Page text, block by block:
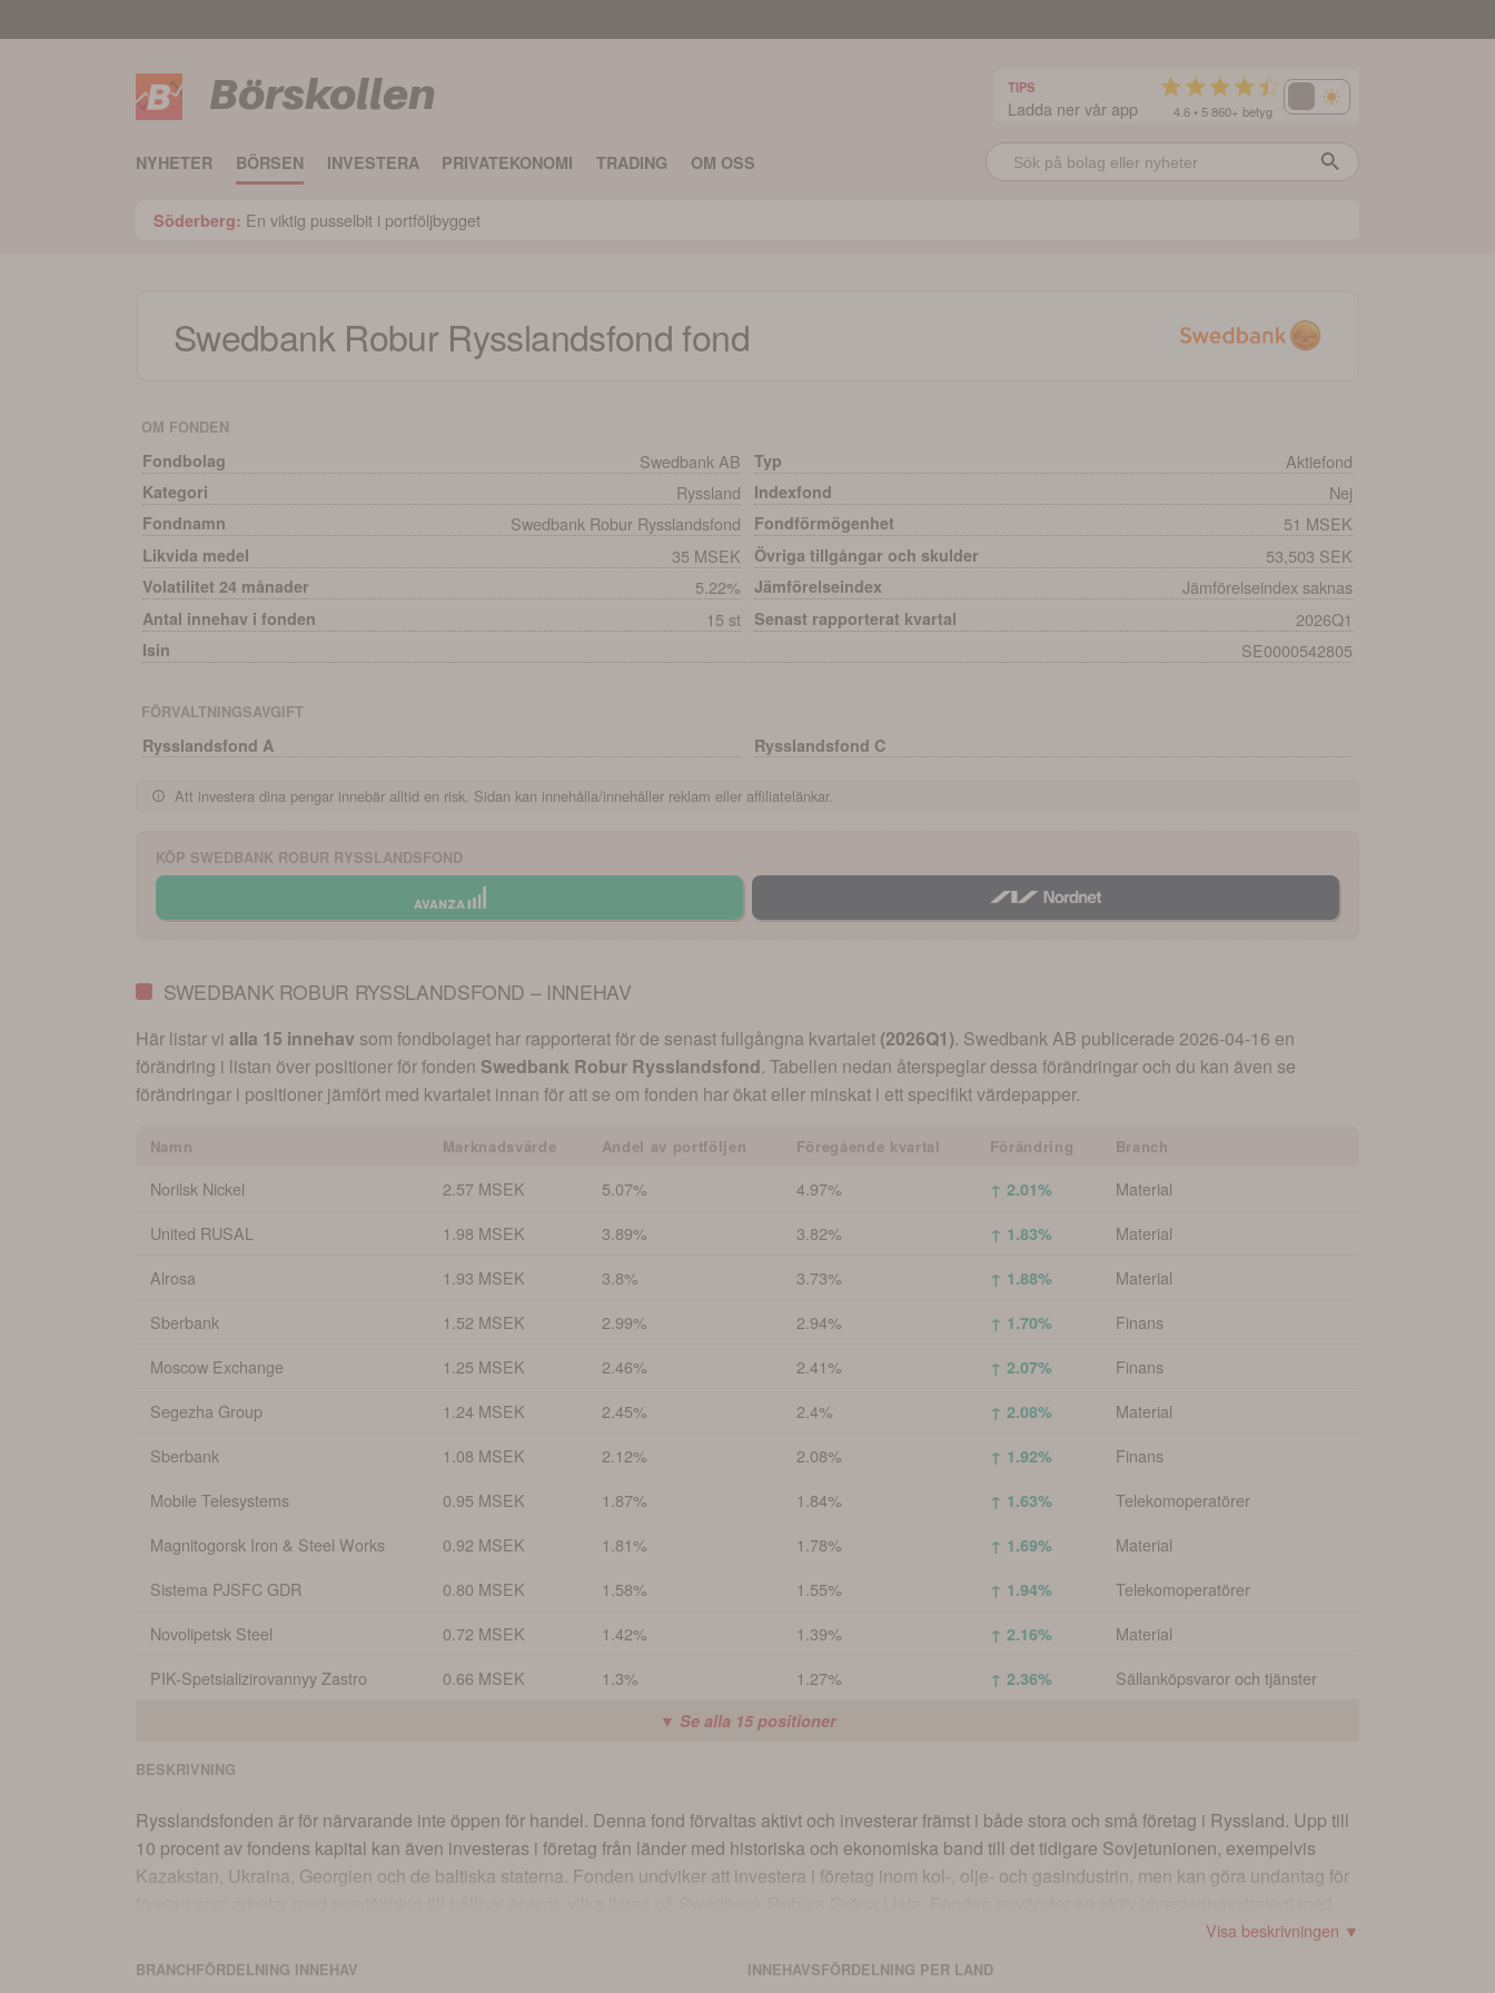
Börskollen TIPS
Ladda ner vår app 4.6 • 5 860+ betyg
NYHETER BÖRSEN INVESTERA PRIVATEKONOMI TRADING OM OSS
Söderberg: En viktig pusselbit i portföljbygget
Swedbank Robur Rysslandsfondfond
OM FONDEN
Fondbolag Swedbank AB Typ Aktiefond
Kategori Ryssland Indexfond Nej
Fondnamn Swedbank Robur Rysslandsfond Fondförmögenhet 51 MSEK
Likvida medel 35 MSEK Övriga tillgångar och skulder 53,503 SEK
Volatilitet 24 månader 5.22% Jämförelseindex Jämförelseindex saknas
Antal innehav i fonden 15 st Senast rapporterat kvartal 2026Q1
Isin SE0000542805
FÖRVALTNINGSAVGIFT
Rysslandsfond A Rysslandsfond C
Att investera dina pengar innebär alltid en risk. Sidan kan innehålla/innehåller reklam eller affiliatelänkar.
KÖP SWEDBANK ROBUR RYSSLANDSFOND
SWEDBANK ROBUR RYSSLANDSFOND – INNEHAV
Här listar vi alla 15 innehav som fondbolaget har rapporterat för de senast fullgångna kvartalet (2026Q1). Swedbank AB publicerade 2026-04-16 en
förändring i listan över positioner för fonden Swedbank Robur Rysslandsfond. Tabellen nedan återspeglar dessa förändringar och du kan även se
förändringar i positioner jämfört med kvartalet innan för att se om fonden har ökat eller minskat i ett specifikt värdepapper.
Namn Marknadsvärde Andel av portföljen Föregående kvartal Förändring Branch
Norilsk Nickel 2.57 MSEK 5.07% 4.97% ↑ 2.01%
Material
United RUSAL
1.98 MSEK 3.89% 3.82% ↑ 1.83%
Material
Alrosa
1.93 MSEK 3.8% 3.73% ↑ 1.88%
Material
Sberbank
1.52 MSEK 2.99% 2.94% ↑ 1.70%
Finans
Moscow Exchange
1.25 MSEK 2.46% 2.41% ↑ 2.07%
Finans
Segezha Group
1.24 MSEK 2.45% 2.4% ↑ 2.08%
Material
Sberbank
1.08 MSEK 2.12% 2.08% ↑ 1.92%
Finans
Mobile Telesystems
0.95 MSEK 1.87% 1.84% ↑ 1.63%
Telekomoperatörer
Magnitogorsk Iron & Steel Works
0.92 MSEK 1.81% 1.78% ↑ 1.69%
Material
Sistema PJSFC GDR
0.80 MSEK 1.58% 1.55% ↑ 1.94%
Telekomoperatörer
Novolipetsk Steel
0.72 MSEK 1.42% 1.39% ↑ 2.16%
Material
PIK-Spetsializirovannyy Zastro
0.66 MSEK 1.3% 1.27% ↑ 2.36% Sällanköpsvaror och tjänster
▼ Se alla 15positioner
BESKRIVNING
Rysslandsfonden är för närvarande inte öppen för handel. Denna fond förvaltas aktivt och investerar främst i både stora och små företag i Ryssland. Upp till
10 procent av fondens kapital kan även investeras i företag från länder med historiska och ekonomiska band till det tidigare Sovjetunionen, exempelvis
Kazakstan, Ukraina, Georgien och de baltiska staterna. Fonden undviker att investera i företag inom kol-, olje- och gasindustrin, men kan göra undantag för
fokus på att välja rätt företag, och inkluderar även analyser av olika sektorer och teman som en del av sin strategi. Den följer Swedbank Roburs riktlinjer för
ansvarsfulla investeringar. Mer information om riktlinjerna kan hittas i fondens informationsbroschyr och på swedbankrobur.se. Fonden finns i flera olika
Visa beskrivningen ▼
BRANCHFÖRDELNING INNEHAV INNEHAVSFÖRDELNING PER LAND